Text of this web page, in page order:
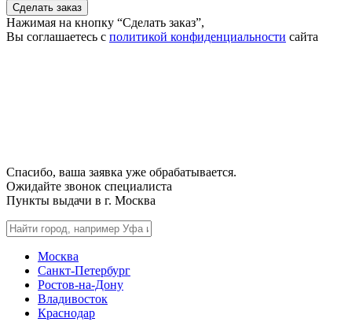
Сделать заказ
Нажимая на кнопку “Сделать заказ”,
Вы соглашаетесь с политикой конфиденциальности сайта
Спасибо, ваша заявка уже обрабатывается.
Ожидайте звонок специалиста
Пункты выдачи в г. Москва
Москва
Санкт-Петербург
Ростов-на-Дону
Владивосток
Краснодар